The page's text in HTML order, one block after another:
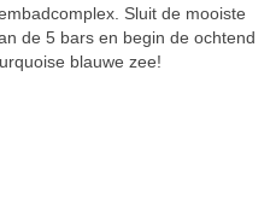
Sluit de mooiste
de 5 bars en begin de ochtend
blauwe zee!